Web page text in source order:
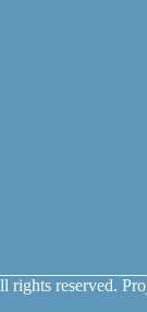
rights reserved.